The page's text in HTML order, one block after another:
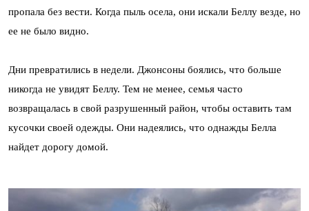
пропала без вести. Когда пыль осела, они искали Беллу везде, но
ее не было видно.
Дни превратились в недели. Джонсоны боялись, что больше
никогда не увидят Беллу. Тем не менее, семья часто
возвращалась в свой разрушенный район, чтобы оставить там
кусочки своей одежды. Они надеялись, что однажды Белла
найдет дорогу домой.